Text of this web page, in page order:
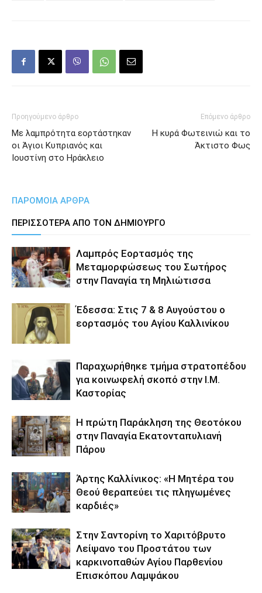
Προηγούμενο άρθρο
Με λαμπρότητα εορτάστηκαν
οι Άγιοι Κυπριανός και
Ιουστίνη στο Ηράκλειο
Επόμενο άρθρο
Η κυρά Φωτεινιώ και το
Άκτιστο Φως
ΠΑΡΟΜΟΙΑ ΑΡΘΡΑ
ΠΕΡΙΣΣΟΤΕΡΑ ΑΠΟ ΤΟΝ ΔΗΜΙΟΥΡΓΟ
Λαμπρός Εορτασμός της
Μεταμορφώσεως του Σωτήρος
στην Παναγία τη Μηλιώτισσα
Έδεσσα: Στις 7 & 8 Αυγούστου ο
εορτασμός του Αγίου Καλλινίκου
Παραχωρήθηκε τμήμα στρατοπέδου
για κοινωφελή σκοπό στην Ι.Μ.
Καστορίας
Η πρώτη Παράκληση της Θεοτόκου
στην Παναγία Εκατονταπυλιανή
Πάρου
Άρτης Καλλίνικος: «Η Μητέρα του
Θεού θεραπεύει τις πληγωμένες
καρδιές»
Στην Σαντορίνη το Χαριτόβρυτο
Λείψανο του Προστάτου των
καρκινοπαθών Αγίου Παρθενίου
Επισκόπου Λαμψάκου